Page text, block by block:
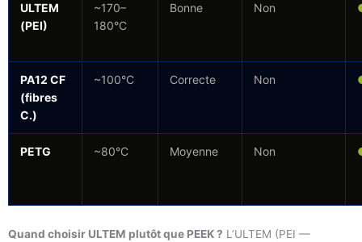
ULTEM
(PEI)
~170–
180°C
Bonne Non
PA12 CF
(fibres
C.)
~100°C Correcte Non
PETG ~80°C Moyenne Non
Quand choisir ULTEM plutôt que PEEK ? L’ULTEM (PEI —